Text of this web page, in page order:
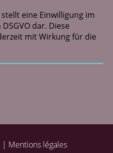
eine Einwilligung im
dar. Diese
mit Wirkung für die
Mentions légales